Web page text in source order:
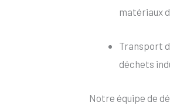
matériaux
Transport
déchets
Notre équipe de